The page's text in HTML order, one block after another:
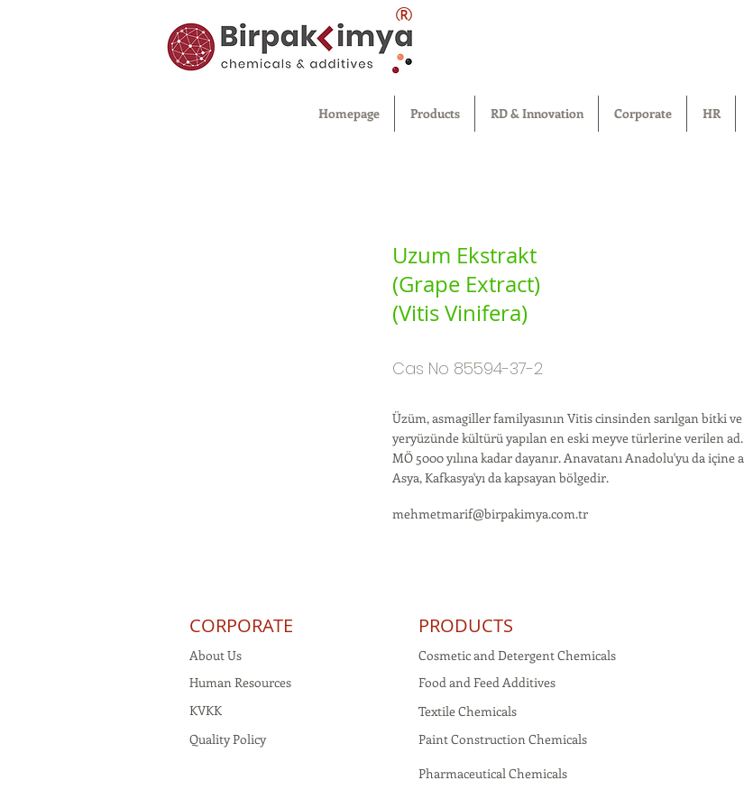
®
Homepage Products RD & Innovation Corporate HR
Uzum Ekstrakt
(Grape Extract)
(Vitis Vinifera)
Cas No 85594-37-2
Üzüm, asmagiller familyasının Vitis cinsinden sarılgan bitki ve
yeryüzünde kültürü yapılan en eski meyve türlerine verilen
MÖ 5000 yılına kadar dayanır. Anavatanı Anadolu'yu da içine
Asya, Kafkasya'yı da kapsayan bölgedir.
mehmetmarif@birpakimya.com.tr
CORPORATE
About Us
Human Resources
KVKK
Quality Policy
PRODUCTS
Cosmetic and Detergent Chemicals
Food and Feed Additives
Textile Chemicals
Paint Construction Chemicals
Pharmaceutical Chemicals